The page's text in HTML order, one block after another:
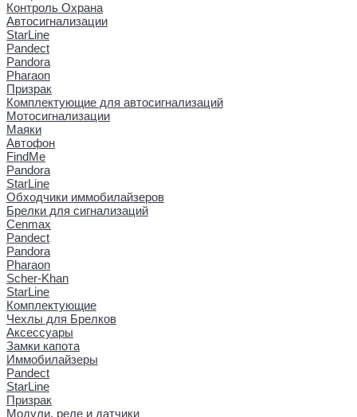
Контроль Охрана
Автосигнализации
StarLine
Pandect
Pandora
Pharaon
Призрак
Комплектующие для автосигнализаций
Мотосигнализации
Маяки
Автофон
FindMe
Pandora
StarLine
Обходчики иммобилайзеров
Брелки для сигнализаций
Cenmax
Pandect
Pandora
Pharaon
Scher-Khan
StarLine
Комплектующие
Чехлы для Брелков
Аксессуары
Замки капота
Иммобилайзеры
Pandect
StarLine
Призрак
Модули, реле и датчики